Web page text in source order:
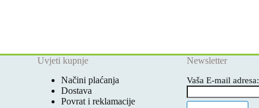
Uvjeti kupnje
Načini plaćanja
Dostava
Povrat i reklamacije
Newsletter
Vaša E-mail adresa: